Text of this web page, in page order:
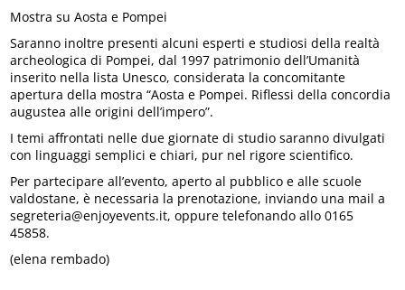
Mostra su Aosta e Pompei
Saranno inoltre presenti alcuni esperti e studiosi della realtà
archeologica di Pompei, dal 1997 patrimonio dell’Umanità
inserito nella lista Unesco, considerata la concomitante
apertura della mostra “Aosta e Pompei. Riflessi della concordia
augustea alle origini dell’impero”.
I temi affrontati nelle due giornate di studio saranno divulgati
con linguaggi semplici e chiari, pur nel rigore scientifico.
Per partecipare all’evento, aperto al pubblico e alle scuole
valdostane, è necessaria la prenotazione, inviando una mail a
segreteria@enjoyevents.it, oppure telefonando allo 0165
45858.
(elena rembado)